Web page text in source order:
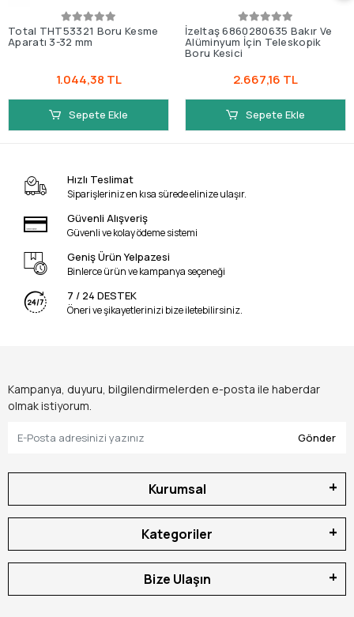
Total THT53321 Boru Kesme
Aparatı 3-32 mm
1.044,38 TL
Sepete Ekle
İzeltaş 6860280635 Bakır Ve
Alüminyum İçin Teleskopik
Boru Kesici
2.667,16 TL
Sepete Ekle
Hızlı Teslimat
Siparişleriniz en kısa sürede elinize ulaşır.
Güvenli Alışveriş
Güvenli ve kolay ödeme sistemi
Geniş Ürün Yelpazesi
Binlerce ürün ve kampanya seçeneği
7 / 24 DESTEK
Öneri ve şikayetlerinizi bize iletebilirsiniz.
Kampanya, duyuru, bilgilendirmelerden e-posta ile haberdar
olmak istiyorum.
Gönder
Kurumsal
Kategoriler
Bize Ulaşın